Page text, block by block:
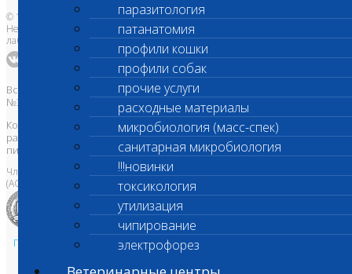
паразитология
патанатомия
профили кошки
профили собак
прочие услуги
расходные материалы
микробиология (масс-спек)
санитарная микробиология
!!!новинки
токсикология
утилизация
чипирование
электрофорез
© 1996-2026
Независимая ветеринарная
лаборатория Шанс Био
Все права защищены и охраняются законом. Товарный знак
№395740 от 2008 г. ООО "ШАНС БИО"
Копирование, тиражирование, а также использование материалов,
размещенных на сайтеwww.vetlab.ruвозможно только с
письменного разрешения Правообладателя
Член Национальной ветеринарной палаты
(АСРО НВП)
Политика в области персональных данных и конфиденциальности